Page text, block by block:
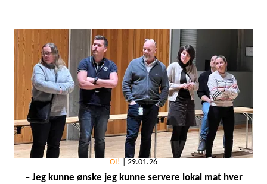
OI! 29.01.26
– Jeg kunne ønske jeg kunne servere lokal mat hver